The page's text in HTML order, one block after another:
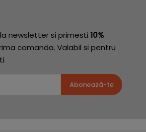
newsletter si primesti 10%
comanda. Valabil si pentru
Abonează-te